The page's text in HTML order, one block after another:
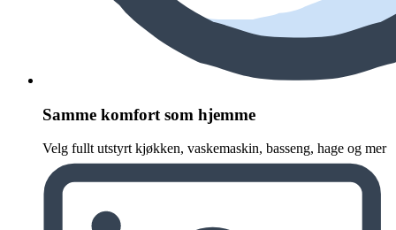
Samme komfort som hjemme
Velg fullt utstyrt kjøkken, vaskemaskin, basseng, hage og mer